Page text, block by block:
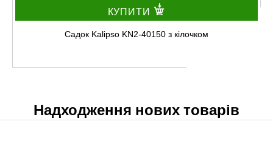
КУПИТИ
Садок Kalipso KN2-40150 з кілочком
Надходження нових товарів